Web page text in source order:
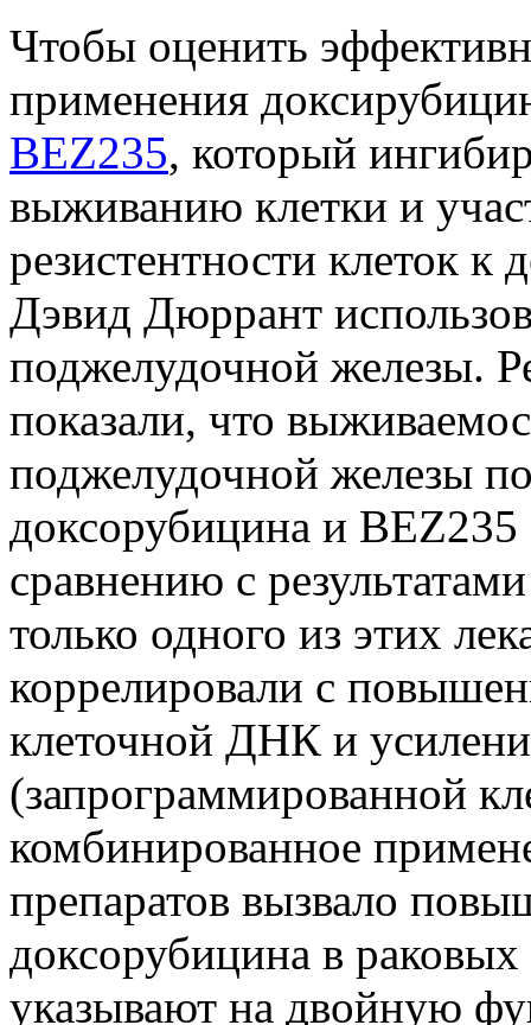
Чтобы оценить
применения
BEZ235, который
выживанию клетки и
резистентности клеток к
Дэвид Дюррант
поджелудочной железы.
показали, что
поджелудочной железы
доксорубицина и BEZ235
сравнению с
только одного из этих
коррелировали с
клеточной ДНК и
(запрограммированной
комбинированное
препаратов вызвало
доксорубицина в
указывают на двойную